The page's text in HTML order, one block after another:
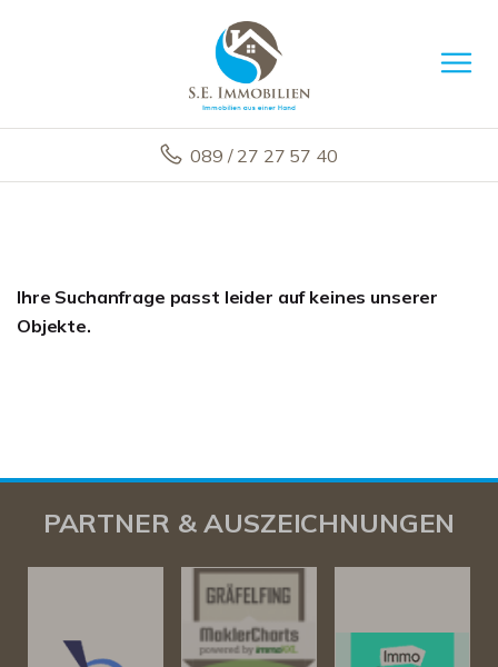
089 / 27 27 57 40
Ihre Suchanfrage passt leider auf keines unserer
Objekte.
PARTNER & AUSZEICHNUNGEN